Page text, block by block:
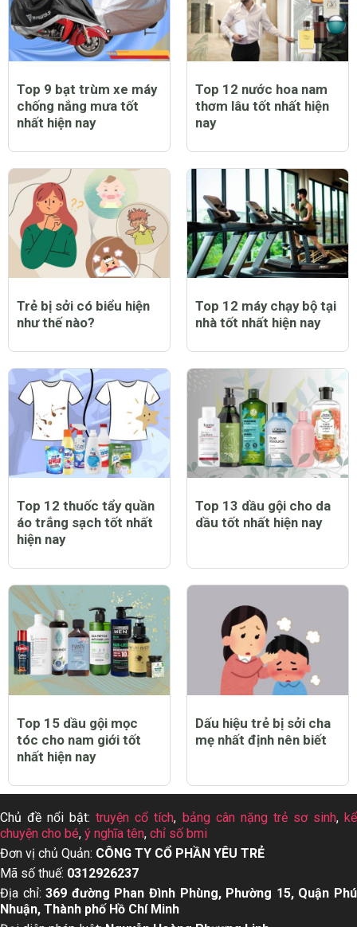
Top 9 bạt trùm xe máy
chống nắng mưa tốt
nhất hiện nay
Top 12 nước hoa nam
thơm lâu tốt nhất hiện
nay
Trẻ bị sởi có biểu hiện
như thế nào?
Top 12 máy chạy bộ tại
nhà tốt nhất hiện nay
Top 12 thuốc tẩy quần
áo trắng sạch tốt nhất
hiện nay
Top 13 dầu gội cho da
dầu tốt nhất hiện nay
Top 15 dầu gội mọc
tóc cho nam giới tốt
nhất hiện nay
Dấu hiệu trẻ bị sởi cha
mẹ nhất định nên biết
Chủ đề nổi bật:truyện cổ tích, bảng cân nặng trẻ sơ sinh,kể
chuyện cho bé, ý nghĩa tên, chỉ số bmi
Đơn vị chủ Quản: CÔNG TY CỔ PHẦN YÊU TRẺ
Mã số thuế: 0312926237
Địa chỉ:369 đường Phan Đình Phùng, Phường 15, Quận Phú
Nhuận, Thành phố Hồ Chí Minh